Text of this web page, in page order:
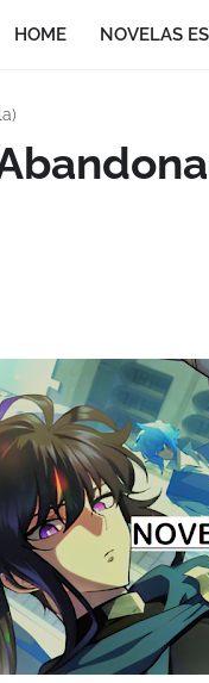
HOME NOVELAS